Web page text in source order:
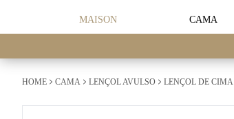
MAISON CAMA
HOME CAMA LENÇOL AVULSO LENÇOL DE CIMA